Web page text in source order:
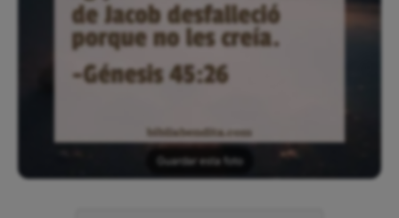
Guardar esta foto